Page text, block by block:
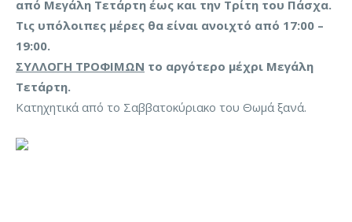
από Μεγάλη Τετάρτη έως και την Τρίτη του Πάσχα.
Τις υπόλοιπες μέρες θα είναι ανοιχτό από 17:00 –
19:00.
ΣΥΛΛΟΓΗ ΤΡΟΦΙΜΩΝ το αργότερο μέχρι Μεγάλη
Τετάρτη.
Κατηχητικά από το Σαββατοκύριακο του Θωμά ξανά.